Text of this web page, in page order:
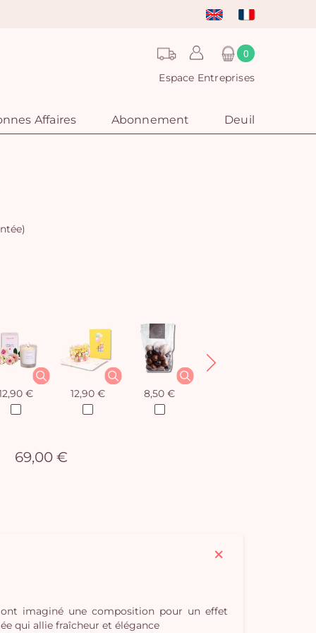
0
Espace Entreprises
Affaires Abonnement Deuil
69,00 €
€ 12,90 € 8,50 €
imaginé une composition pour un effet
qui allie fraîcheur et élégance